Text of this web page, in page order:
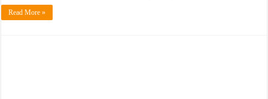
Read More »